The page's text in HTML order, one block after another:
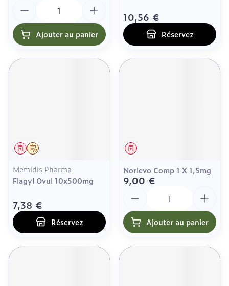
Ajouter au panier
10,56 €
Réservez
Sur prescription
Médicament
Memidis Pharma
Flagyl Ovul 10x500mg
7,38 €
Réservez
Médicament
Norlevo Comp 1 X 1,5mg
9,00 €
Ajouter au panier